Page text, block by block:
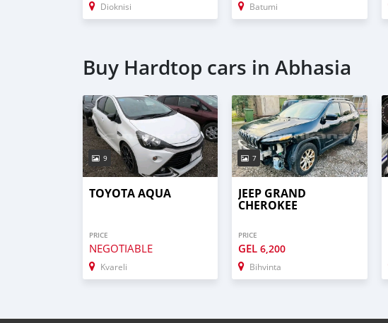
Dioknisi Batumi
Buy Hardtop cars in Abhasia
9
TOYOTA AQUA
PRICE
NEGOTIABLE
Kvareli
7
JEEP GRAND
CHEROKEE
PRICE
GEL6,200
Bihvinta